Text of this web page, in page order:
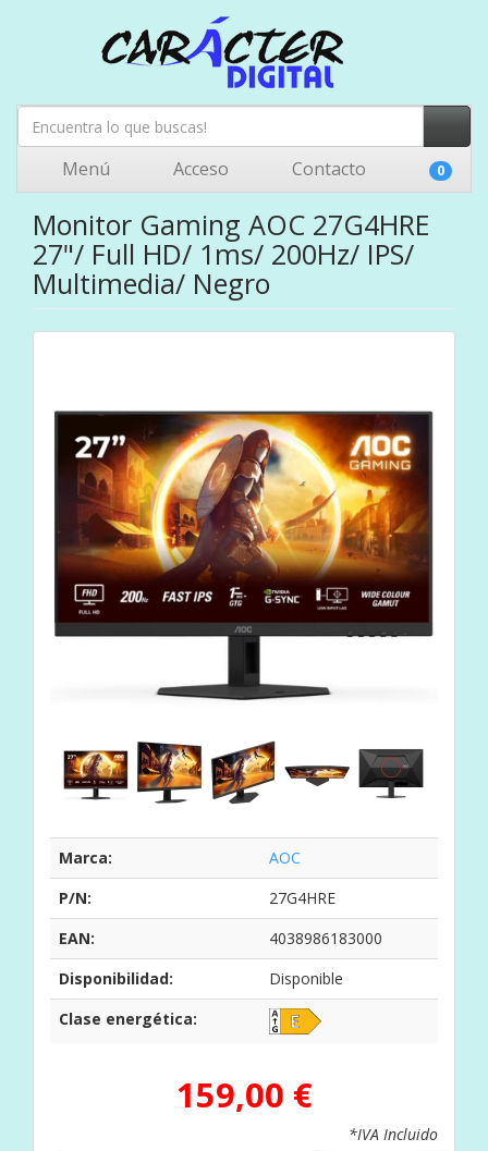
Menú Acceso Contacto 0
Monitor Gaming AOC 27G4HRE
27"/ Full HD/ 1ms/ 200Hz/ IPS/
Multimedia/ Negro
Marca:
AOC
P/N:
27G4HRE
EAN:
4038986183000
Disponibilidad:
Disponible
Clase energética:
159,00 €
*IVA Incluido